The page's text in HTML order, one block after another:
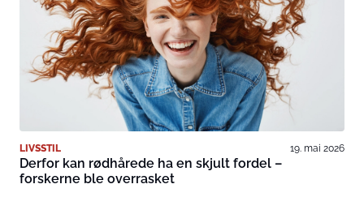
LIVSSTIL 19. mai 2026
Derfor kan rødhårede ha en skjult fordel –
forskerne ble overrasket